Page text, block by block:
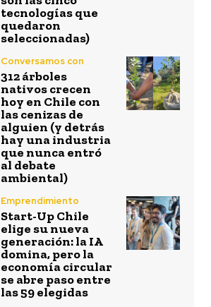
tecnologías que
quedaron
seleccionadas)
Conversamos con
312 árboles
nativos crecen
hoy en Chile con
las cenizas de
alguien (y detrás
hay una industria
que nunca entró
al debate
ambiental)
Emprendimiento
Start-Up Chile
elige su nueva
generación: la IA
domina, pero la
economía circular
se abre paso entre
las 59 elegidas